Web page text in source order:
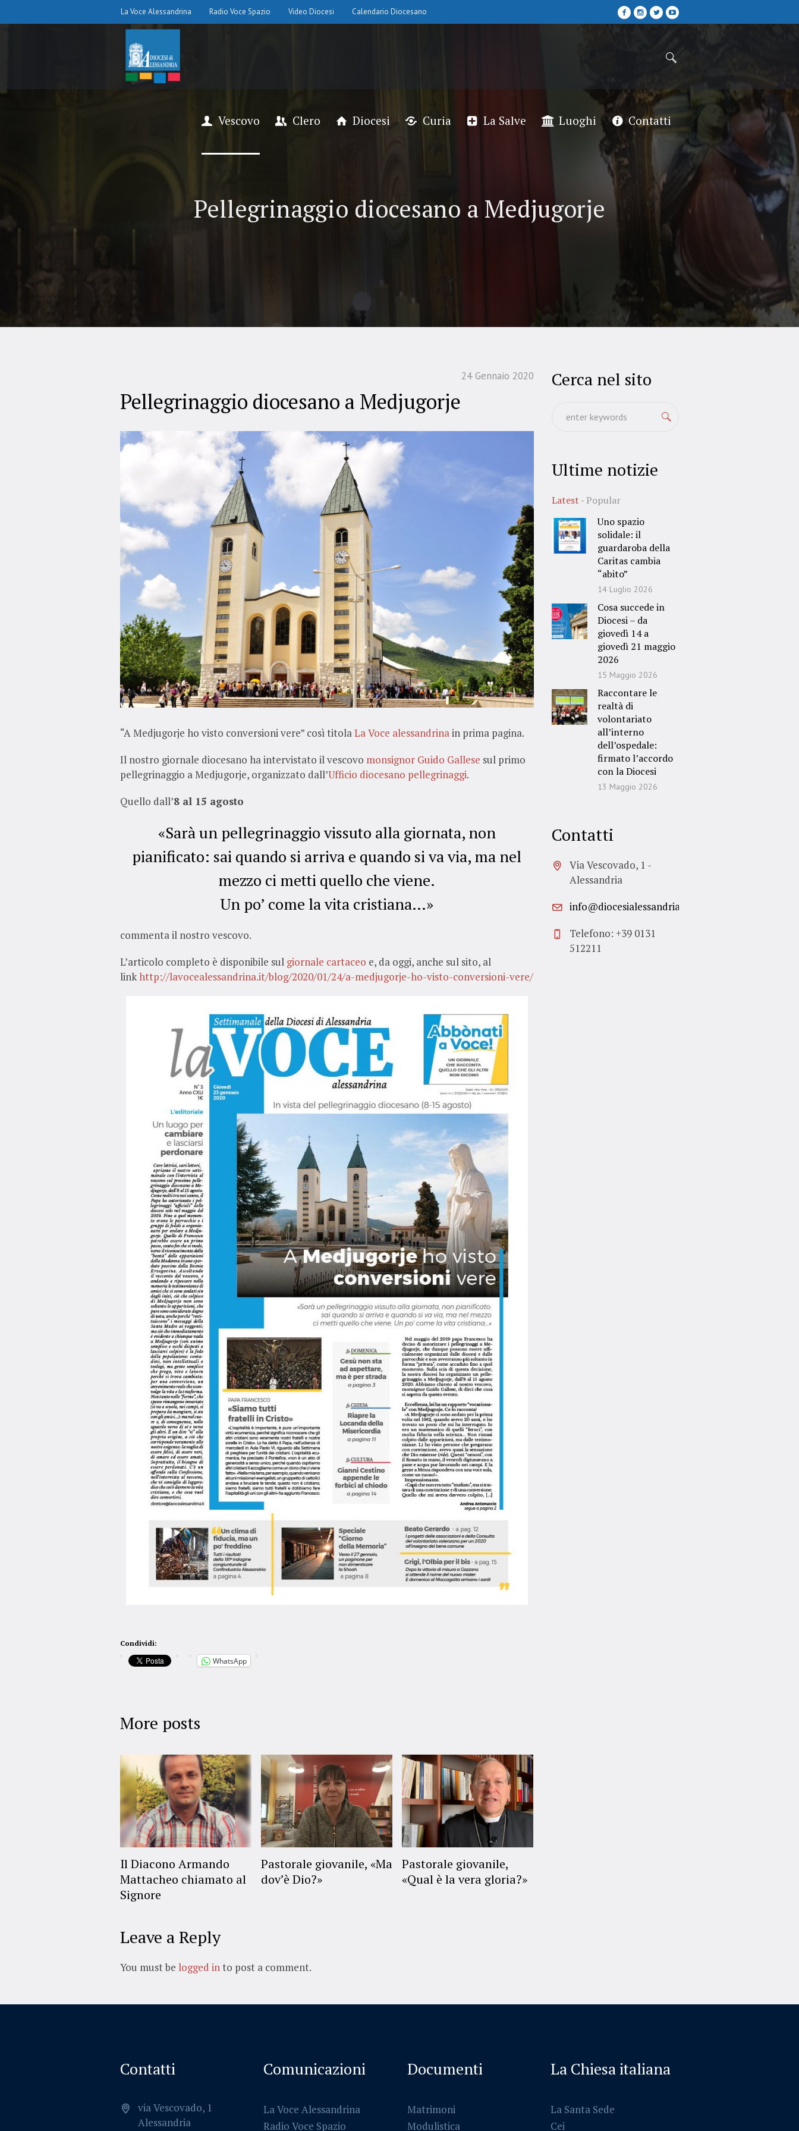
La Voce Alessandrina Radio Voce Spazio Video Diocesi Calendario Diocesano
Vescovo Clero Diocesi Curia La Salve Luoghi Contatti
Pellegrinaggio diocesano a Medjugorje
24 Gennaio 2020
Pellegrinaggio diocesano a Medjugorje
“A Medjugorje ho visto conversioni vere” così titolaLa Voce alessandrinain prima pagina.
Il nostro giornale diocesano ha intervistato il vescovo monsignor Guido Gallese sul primo
pellegrinaggio a Medjugorje, organizzato dall’Ufficio diocesano pellegrinaggi.
Quello dall’8 al 15 agosto
«Sarà un pellegrinaggio vissuto alla giornata, non
pianificato: sai quando si arriva e quando si va via, ma nel
mezzo ci metti quello che viene.
Un po’ come la vita cristiana…»
commenta il nostro vescovo.
L’articolo completo è disponibile sul giornale cartaceo e, da oggi, anche sul sito, al
linkhttp://lavocealessandrina.it/blog/2020/01/24/a-medjugorje-ho-visto-conversioni-vere/
Condividi:
WhatsApp
More posts
Il Diacono Armando
Mattacheo chiamato al
Signore
Pastorale giovanile, «Ma
dov’è Dio?»
Pastorale giovanile,
«Qual è la vera gloria?»
Leave a Reply
You must be logged into post a comment.
Cerca nel sito
Ultime notizie
Latest
Popular
Uno spazio
solidale: il
guardaroba della
Caritas cambia
“abito”
14 Luglio 2026
Cosa succede in
Diocesi – da
giovedì 14 a
giovedì 21 maggio
2026
15 Maggio 2026
Raccontare le
realtà di
volontariato
all’interno
dell’ospedale:
firmato l’accordo
con la Diocesi
13 Maggio 2026
Contatti
Via Vescovado, 1 -
Alessandria
info@diocesialessandria.it
Telefono: +39 0131
512211
Contatti
via Vescovado, 1
Alessandria
Comunicazioni
La Voce Alessandrina
Radio Voce Spazio
Documenti
Matrimoni
Modulistica
La Chiesa italiana
La Santa Sede
Cei